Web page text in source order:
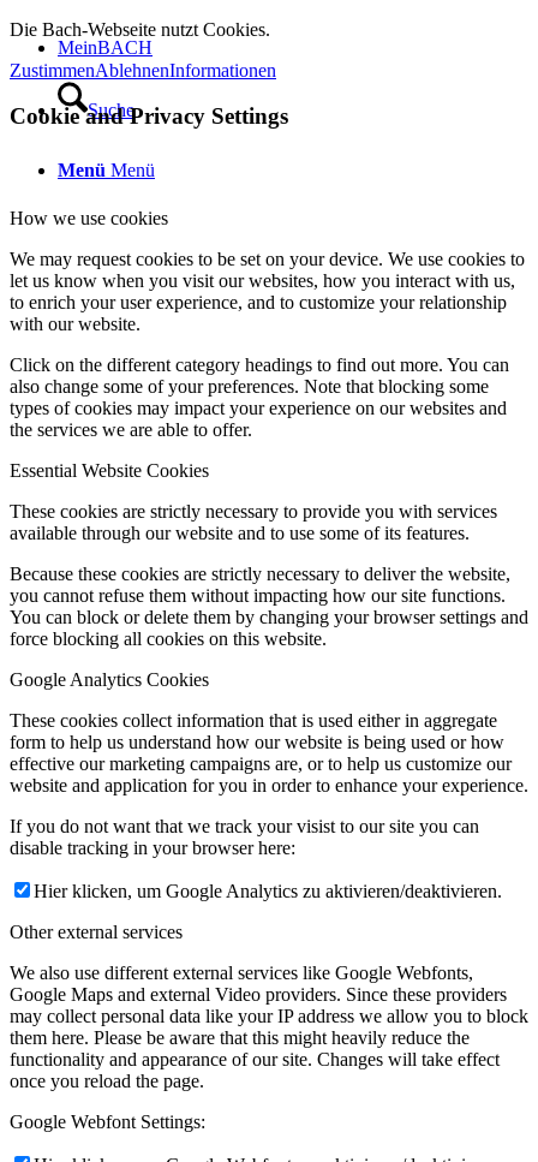
MeinBACH
Suche
Menü Menü
Die Bach-Webseite nutzt Cookies.
ZustimmenAblehnenInformationen
Cookie and Privacy Settings
How we use cookies
We may request cookies to be set on your device. We use cookies to
let us know when you visit our websites, how you interact with us,
to enrich your user experience, and to customize your relationship
with our website.
Click on the different category headings to find out more. You can
also change some of your preferences. Note that blocking some
types of cookies may impact your experience on our websites and
the services we are able to offer.
Essential Website Cookies
These cookies are strictly necessary to provide you with services
available through our website and to use some of its features.
Because these cookies are strictly necessary to deliver the website,
you cannot refuse them without impacting how our site functions.
You can block or delete them by changing your browser settings and
force blocking all cookies on this website.
Google Analytics Cookies
These cookies collect information that is used either in aggregate
form to help us understand how our website is being used or how
effective our marketing campaigns are, or to help us customize our
website and application for you in order to enhance your experience.
If you do not want that we track your visist to our site you can
disable tracking in your browser here:
Hier klicken, um Google Analytics zu aktivieren/deaktivieren.
Other external services
We also use different external services like Google Webfonts,
Google Maps and external Video providers. Since these providers
may collect personal data like your IP address we allow you to block
them here. Please be aware that this might heavily reduce the
functionality and appearance of our site. Changes will take effect
once you reload the page.
Google Webfont Settings: